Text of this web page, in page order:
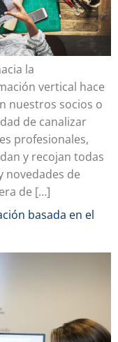
la
vertical hace
nuestros socios o
de canalizar
profesionales,
y recojan todas
novedades de
de […]
basada en el